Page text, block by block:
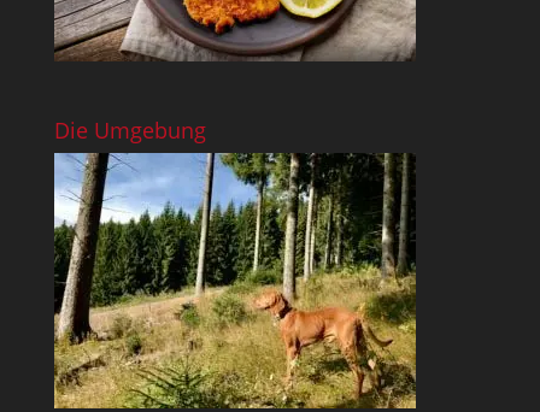
Die Umgebung